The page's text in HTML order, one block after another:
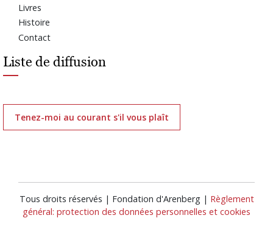
Livres
Histoire
Contact
Liste de diffusion
Tenez-moi au courant s'il vous plaît
Tous droits réservés | Fondation d'Arenberg | Règlement
général: protection des données personnelles et cookies